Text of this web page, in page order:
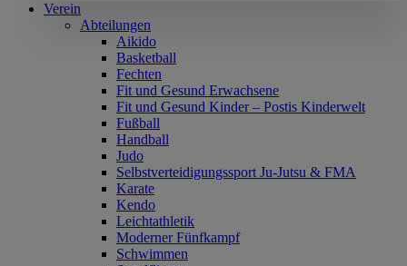
Verein
Abteilungen
Aikido
Basketball
Fechten
Fit und Gesund Erwachsene
Fit und Gesund Kinder – Postis Kinderwelt
Fußball
Handball
Judo
Selbstverteidigungssport Ju-Jutsu & FMA
Karate
Kendo
Leichtathletik
Moderner Fünfkampf
Schwimmen